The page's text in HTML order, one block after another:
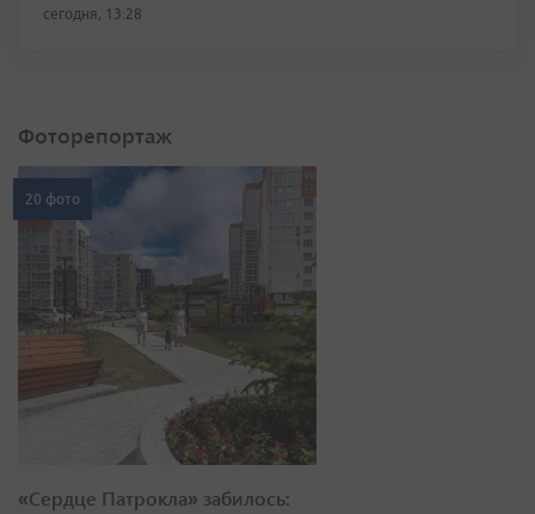
сегодня, 13:28
Фоторепортаж
20 фото
«Сердце Патрокла» забилось: